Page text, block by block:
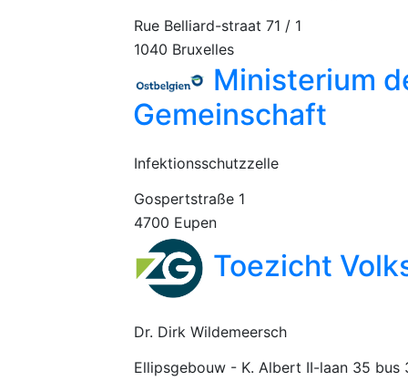
Rue Belliard-straat 71 / 1
1040 Bruxelles
Ministerium
Gemeinschaft
Infektionsschutzzelle
Gospertstraße 1
4700 Eupen
Toezicht
Dr. Dirk Wildemeersch
Ellipsgebouw - K. Albert II-laan 35 bus